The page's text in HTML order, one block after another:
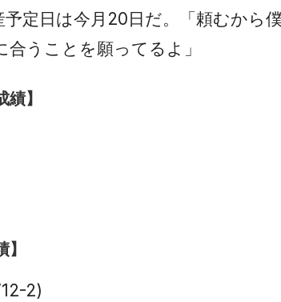
定日は今月20日だ。「頼むから
うことを願ってるよ」
】
2)